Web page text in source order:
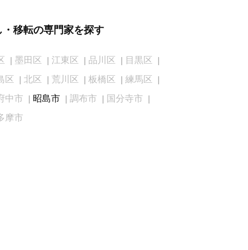
移転の専門家を探す
墨田区 江東区 品川区
目黒区
区 北区 荒川区 板橋区
練馬区
中市 昭島市 調布市
国分寺市
摩市